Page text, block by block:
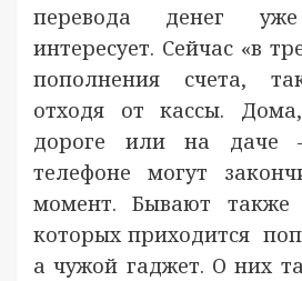
перевода денег
интересует. Сейчас «в
пополнения счета,
отходя от кассы.
дороге или на даче
телефоне могут
момент. Бывают также
которых приходится
а чужой гаджет. О них